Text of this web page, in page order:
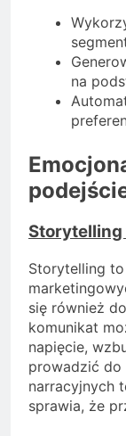
na
Storytelling
się również do
komunikat
napięcie,
prowadzić do
narracyjnych
sprawia, że